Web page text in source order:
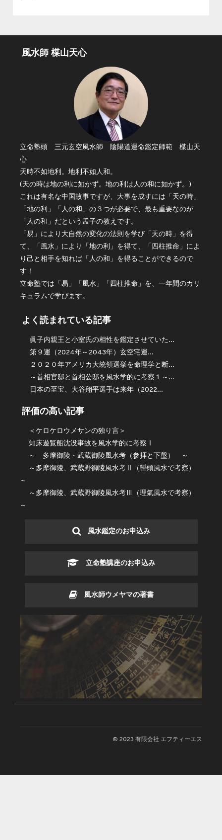
風水師 楳山天心
立命塾頭 三元玄空風水師 陰陽道運命鑑定師範 楳山天
心
天時不如地利。地利不如人和。
(天の時は地の利に如かず。地の利は人の和に如かず。)
これは有名な中国故事ですが、大事を成すには「天の時」
「地の利」「人の和」の３つが必要で、最も重要なのが
「人の和」だという孟子の教えです。
「易」により大自然の変化の法則を学び「天の時」を得
て、「風水」により「地の利」を得て、「四柱推命」によ
り己と相手を知れば「人の和」を得ることができるので
す！
立命塾では「易」「風水」「四柱推命」を、一年間のカリ
キュラムで学びます。
よく読まれている記事
眞子内親王と小室氏の相性を鑑定させていた...
第９運（2024年～2043年）玄空宅運...
２０２０年アメリカ大統領選挙を命理学と断...
～首相官邸と首相公邸を風水学的に考察１～...
日本の至宝、大谷翔平選手は来年（2022...
評価の高い記事
＜ケロケロウメサンの独り言＞
知床遊覧船沈没事故を風水学的に考察Ⅰ
～ 多摩御陵・武蔵御陵風水考（参拝と下盤） ～
～多摩御陵、武蔵野御陵風水考Ⅱ（巒頭風水で考察）
～
～多摩御陵、武蔵野御陵風水考Ⅲ（理氣風水で考察）
～
風水鑑定のお申込み
立命塾講座のお申込み
風水師ウメヤマの著書
© 2023 有限会社 エフティーエス